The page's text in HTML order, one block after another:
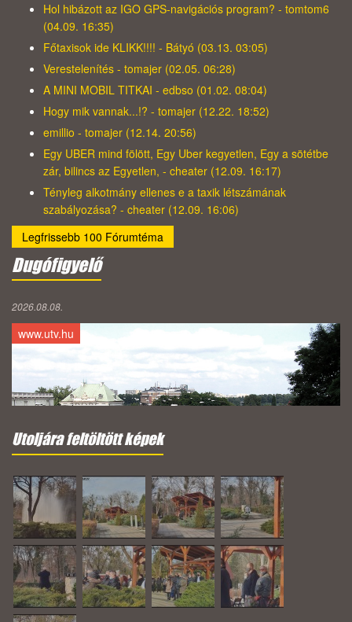
Hol hibázott az IGO GPS-navigációs program? - tomtom6
(04.09. 16:35)
Főtaxisok ide KLIKK!!!! - Bátyó (03.13. 03:05)
Verestelenítés - tomajer (02.05. 06:28)
A MINI MOBIL TITKAI - edbso (01.02. 08:04)
Hogy mik vannak...!? - tomajer (12.22. 18:52)
emillio - tomajer (12.14. 20:56)
Egy UBER mind fölött, Egy Uber kegyetlen, Egy a sötétbe
zár, bilincs az Egyetlen, - cheater (12.09. 16:17)
Tényleg alkotmány ellenes e a taxik létszámának
szabályozása? - cheater (12.09. 16:06)
Legfrissebb 100 Fórumtéma
Dugófigyelő
2026.08.08.
www.utv.hu
Utoljára feltöltött képek